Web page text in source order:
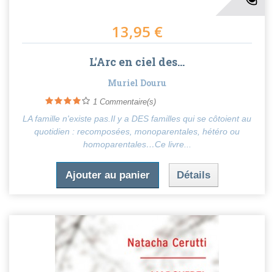
13,95 €
L'Arc en ciel des...
Muriel Douru
1 Commentaire(s)
LA famille n'existe pas.Il y a DES familles qui se côtoient au
quotidien : recomposées, monoparentales, hétéro ou
homoparentales…Ce livre...
Ajouter au panier Détails